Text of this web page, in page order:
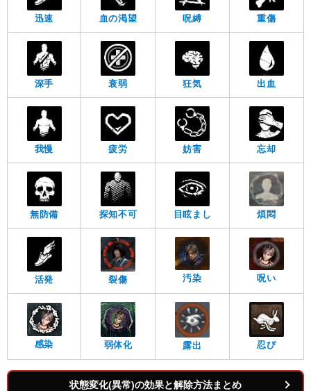
迅速 血の渇望 呪縛 重傷
深手 衰弱 狂気 出血
我慢 疲労 妨害 忘却
無防備 探知不可 目眩まし 煩悶
活発 裂傷 汚染 呪い
感染 弱体化 露出 忍び
状態変化(異常)の効果と解除方法まとめ